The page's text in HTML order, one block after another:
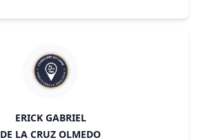
ERICK GABRIEL
DE LA CRUZ OLMEDO